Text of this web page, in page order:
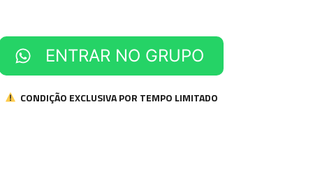
ENTRAR NO GRUPO
CONDIÇÃO EXCLUSIVA POR TEMPO LIMITADO